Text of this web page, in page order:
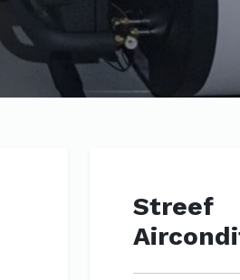
Streef